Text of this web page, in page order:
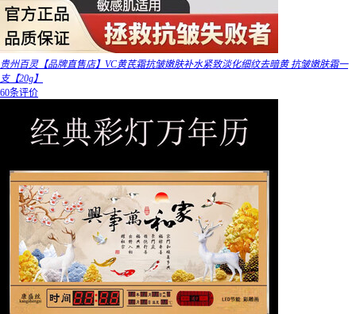
贵州百灵【品牌直售店】VC黄芪霜抗皱嫩肤补水紧致淡化细纹去暗黄 抗皱嫩肤霜一
支【20g】
60条评价